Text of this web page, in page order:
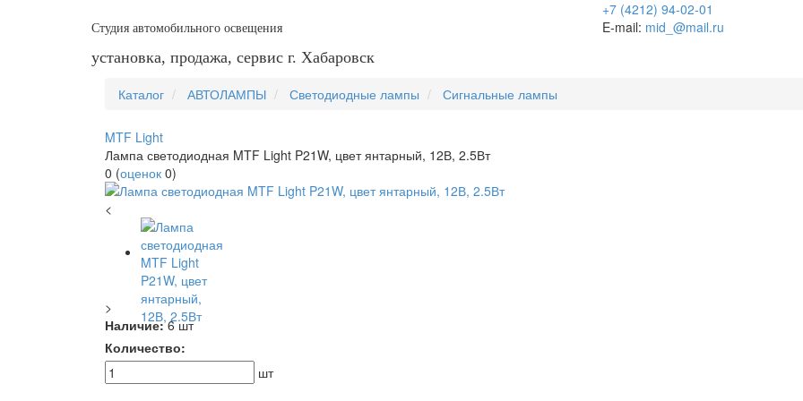
Студия автомобильного освещения
установка, продажа, сервис г. Хабаровск
+7 (4212) 94-02-01
E-mail: mid_@mail.ru
Каталог АВТОЛАМПЫ Светодиодные лампы Сигнальные лампы
MTF Light
Лампа светодиодная MTF Light P21W, цвет янтарный, 12В, 2.5Вт
0 (оценок 0)
<
>
Наличие: 6 шт
Количество:
шт